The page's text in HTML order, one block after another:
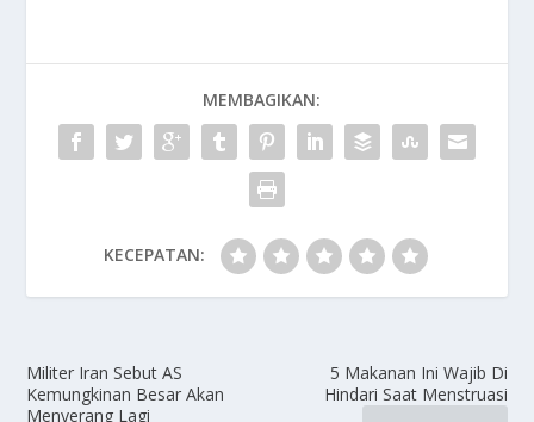
MEMBAGIKAN:
KECEPATAN:
Militer Iran Sebut AS
Kemungkinan Besar Akan
Menyerang Lagi
5 Makanan Ini Wajib Di
Hindari Saat Menstruasi